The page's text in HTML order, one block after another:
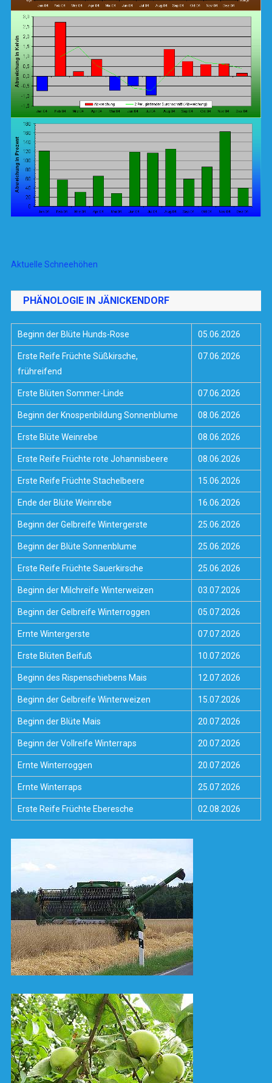
Aktuelle Schneehöhen
PHÄNOLOGIE IN JÄNICKENDORF
Beginn der Blüte Hunds-Rose 05.06.2026
Erste Reife Früchte Süßkirsche,
frühreifend
07.06.2026
Erste Blüten Sommer-Linde 07.06.2026
Beginn der Knospenbildung Sonnenblume 08.06.2026
Erste Blüte Weinrebe 08.06.2026
Erste Reife Früchte rote Johannisbeere 08.06.2026
Erste Reife Früchte Stachelbeere 15.06.2026
Ende der Blüte Weinrebe 16.06.2026
Beginn der Gelbreife Wintergerste 25.06.2026
Beginn der Blüte Sonnenblume 25.06.2026
Erste Reife Früchte Sauerkirsche 25.06.2026
Beginn der Milchreife Winterweizen 03.07.2026
Beginn der Gelbreife Winterroggen 05.07.2026
Ernte Wintergerste 07.07.2026
Erste Blüten Beifuß 10.07.2026
Beginn des Rispenschiebens Mais 12.07.2026
Beginn der Gelbreife Winterweizen 15.07.2026
Beginn der Blüte Mais 20.07.2026
Beginn der Vollreife Winterraps 20.07.2026
Ernte Winterroggen 20.07.2026
Ernte Winterraps 25.07.2026
Erste Reife Früchte Eberesche 02.08.2026